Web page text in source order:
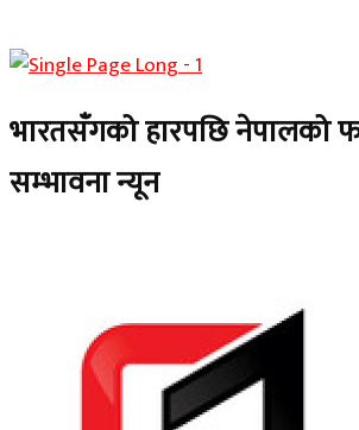
भारतसँगको हारपछि नेपालको
सम्भावना न्यून